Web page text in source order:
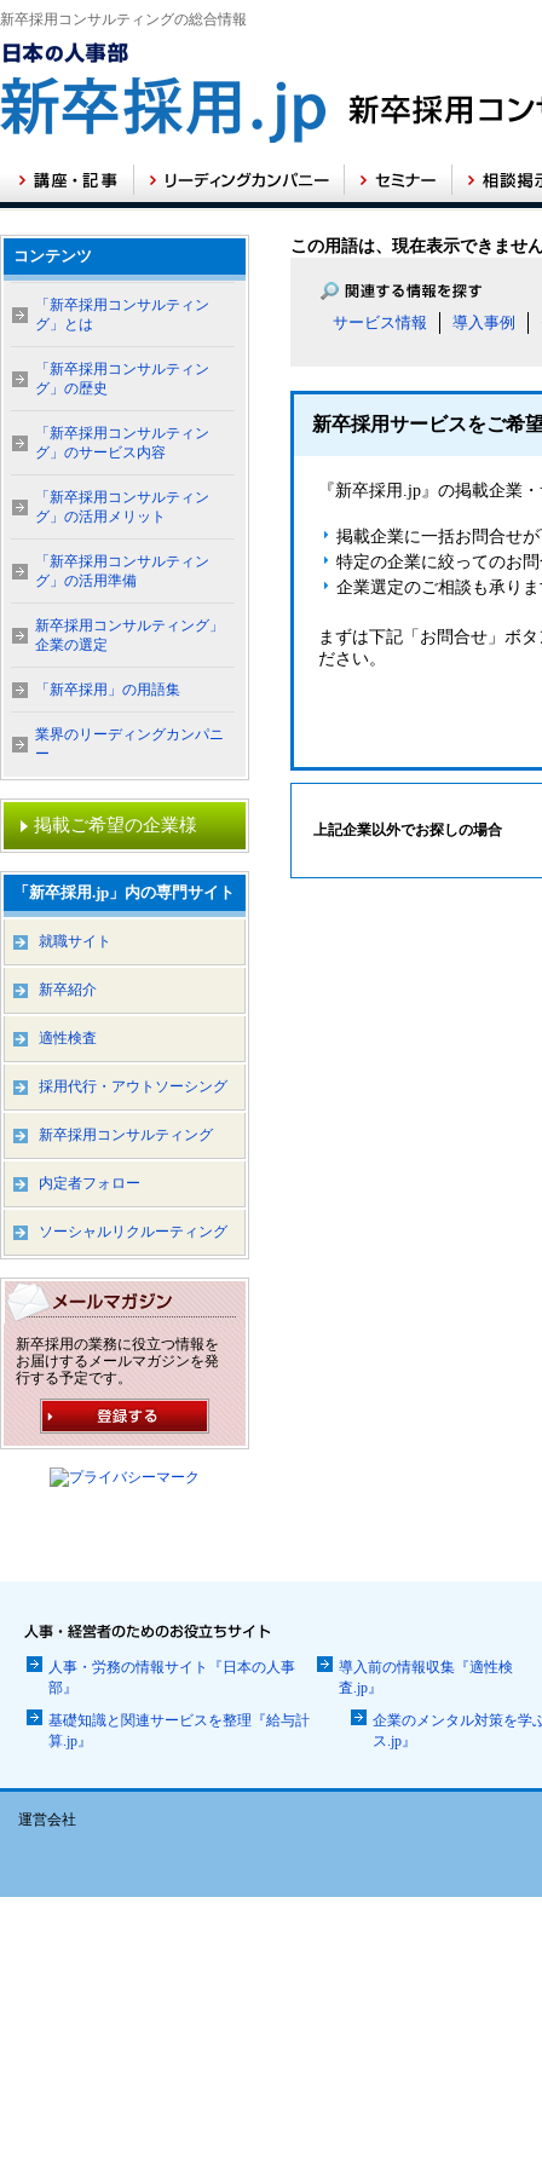
新卒採用コンサルティングの総合情報
この用語は、現在表示できませ
サービス情報 導入事例
新卒採用サービスをご希
『新卒採用.jp』の掲載企業
掲載企業に一括お問合せ
特定の企業に絞ってのお
企業選定のご相談も承り
まずは下記「お問合せ」ボ
ださい。
上記企業以外でお探しの場合
コンテンツ
「新卒採用コンサルティン
グ」とは
「新卒採用コンサルティン
グ」の歴史
「新卒採用コンサルティン
グ」のサービス内容
「新卒採用コンサルティン
グ」の活用メリット
「新卒採用コンサルティン
グ」の活用準備
新卒採用コンサルティング」
企業の選定
「新卒採用」の用語集
業界のリーディングカンパニ
ー
掲載ご希望の企業様
「新卒採用.jp」内の専門サイト
就職サイト
新卒紹介
適性検査
採用代行・アウトソーシング
新卒採用コンサルティング
内定者フォロー
ソーシャルリクルーティング
新卒採用の業務に役立つ情報を
お届けするメールマガジンを発
行する予定です。
人事・労務の情報サイト『日本の人事
部』
導入前の情報収集『適性検
査.jp』
基礎知識と関連サービスを整理『給与計
算.jp』
企業のメンタル対策を学
ス.jp』
運営会社